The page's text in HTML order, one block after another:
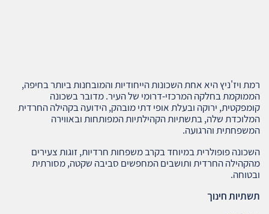
רמת ויז'ניץ היא אחת השכונות הייחודיות והמובחנות ביותר בחיפה,
הממוקמת בחלקה המרכזי‑דרומי של העיר. מדובר בשכונה
קומפקטית, ירוקה ובעלת אופי דתי מובהק, הידועה בקהילה החרדית
המלוכדת שלה, בתשתיות הקהילתיות המפותחות ובאווירה
המשפחתית והרגועה.
השכונה פופולרית במיוחד בקרב משפחות חרדיות, זוגות צעירים
מהקהילה החרדית ותושבים המחפשים סביבה שקטה, מסורתית
ובטוחה.
תשתיות חינוך